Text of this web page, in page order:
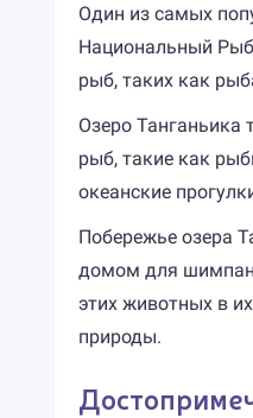
Один из самых
Национальный
рыб, таких как
Озеро
рыб, такие как
океанские
Побережье озера
домом для
этих животных в
природы.